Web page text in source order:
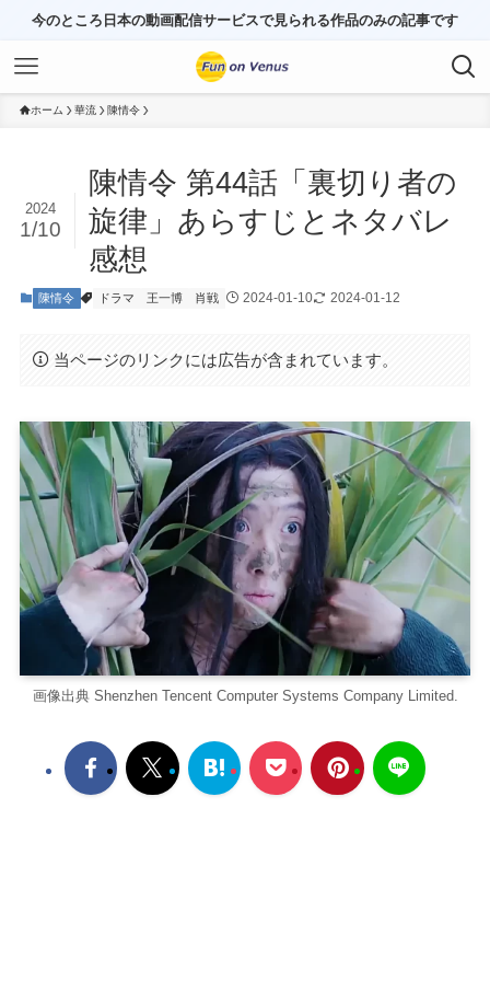
今のところ日本の動画配信サービスで見られる作品のみの記事です
ホーム 華流 陳情令
陳情令 第44話「裏切り者の
旋律」あらすじとネタバレ
感想
2024
1/10
陳情令 ドラマ 王一博 肖戦 2024-01-10 2024-01-12
当ページのリンクには広告が含まれています。
画像出典 Shenzhen Tencent Computer Systems Company Limited.